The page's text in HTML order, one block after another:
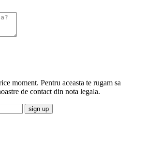
moment. Pentru aceasta te rugam sa
de contact din nota legala.
sign up